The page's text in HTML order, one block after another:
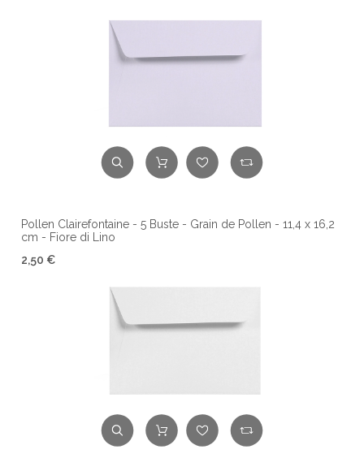
Pollen Clairefontaine - 5 Buste - Grain de Pollen - 11,4 x 16,2
cm - Fiore di Lino
2,50 €